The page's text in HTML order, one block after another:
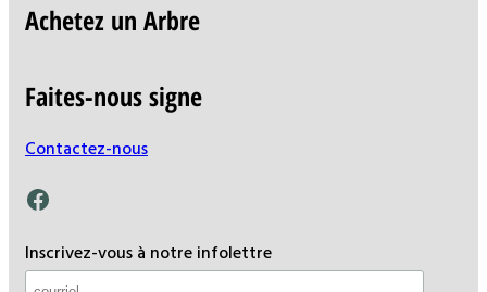
Achetez un Arbre
Faites-nous signe
Contactez-nous
Facebook
Inscrivez-vous à notre infolettre